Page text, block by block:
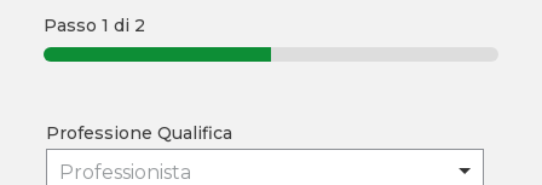
Passo 1 di 2
Professione Qualifica
Professionista